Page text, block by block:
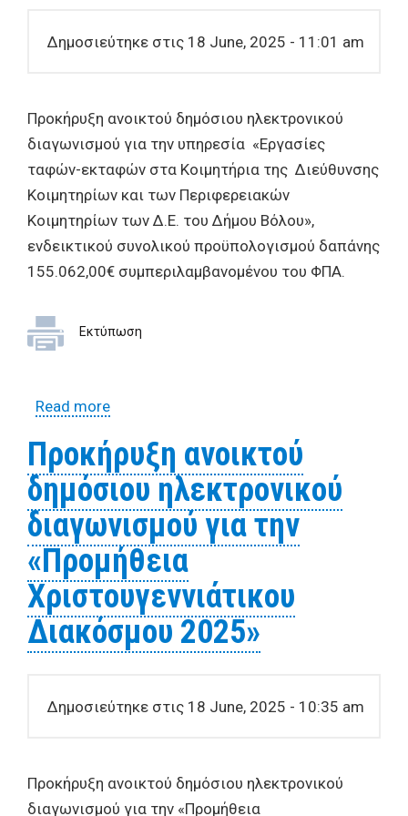
Δημοσιεύτηκε στις 18 June, 2025 - 11:01 am
Προκήρυξη ανοικτού δημόσιου ηλεκτρονικού
διαγωνισμού για την υπηρεσία «Εργασίες
ταφών-εκταφών στα Κοιμητήρια της Διεύθυνσης
Κοιμητηρίων και των Περιφερειακών
Κοιμητηρίων των Δ.Ε. του Δήμου Βόλου»,
ενδεικτικού συνολικού προϋπολογισμού δαπάνης
155.062,00€ συμπεριλαμβανομένου του ΦΠΑ.
Εκτύπωση
Read moreabout Προκήρυξη ανοικτού δημόσιου
υπηρεσία «Εργασίες ταφών-εκταφών στα
Κοιμητήρια της Διεύθυνσης Κοιμητηρίων
και των Περιφερειακών Κοιμητηρίων των
Δ.Ε. του Δήμου Βόλου»
Προκήρυξη ανοικτού
δημόσιου ηλεκτρονικού
διαγωνισμού για την
«Προμήθεια
Χριστουγεννιάτικου
Διακόσμου 2025»
Δημοσιεύτηκε στις 18 June, 2025 - 10:35 am
Προκήρυξη ανοικτού δημόσιου ηλεκτρονικού
διαγωνισμού για την «Προμήθεια